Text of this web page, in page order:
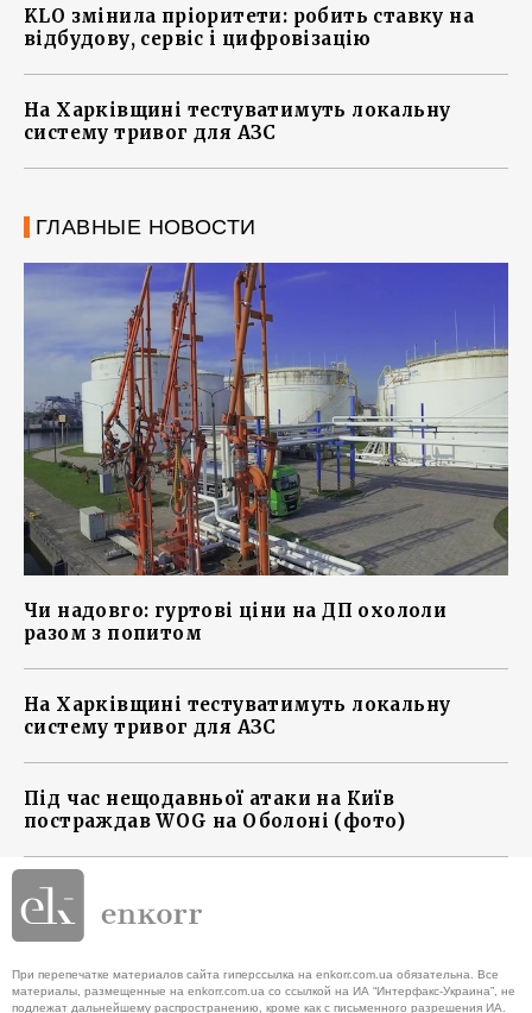
KLO змінила пріоритети: робить ставку на
відбудову, сервіс і цифровізацію
На Харківщині тестуватимуть локальну
систему тривог для АЗС
ГЛАВНЫЕ НОВОСТИ
Чи надовго: гуртові ціни на ДП охололи
разом з попитом
На Харківщині тестуватимуть локальну
систему тривог для АЗС
Під час нещодавньої атаки на Київ
постраждав WOG на Оболоні (фото)
При перепечатке материалов сайта гиперссылка на enkorr.com.ua обязательна. Все
материалы, размещенные на enkorr.com.ua со ссылкой на ИА “Интерфакс-Украина”, не
подлежат дальнейшему распространению, кроме как с письменного разрешения ИА.